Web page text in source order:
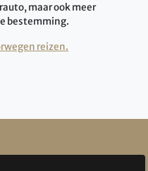
maar ook meer
bestemming.
reizen.